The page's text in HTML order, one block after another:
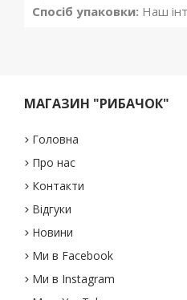
Спосіб упаковки: Наш
МАГАЗИН "РИБАЧОК"
Головна
Про нас
Контакти
Відгуки
Новини
Ми в Facebook
Ми в Instagram